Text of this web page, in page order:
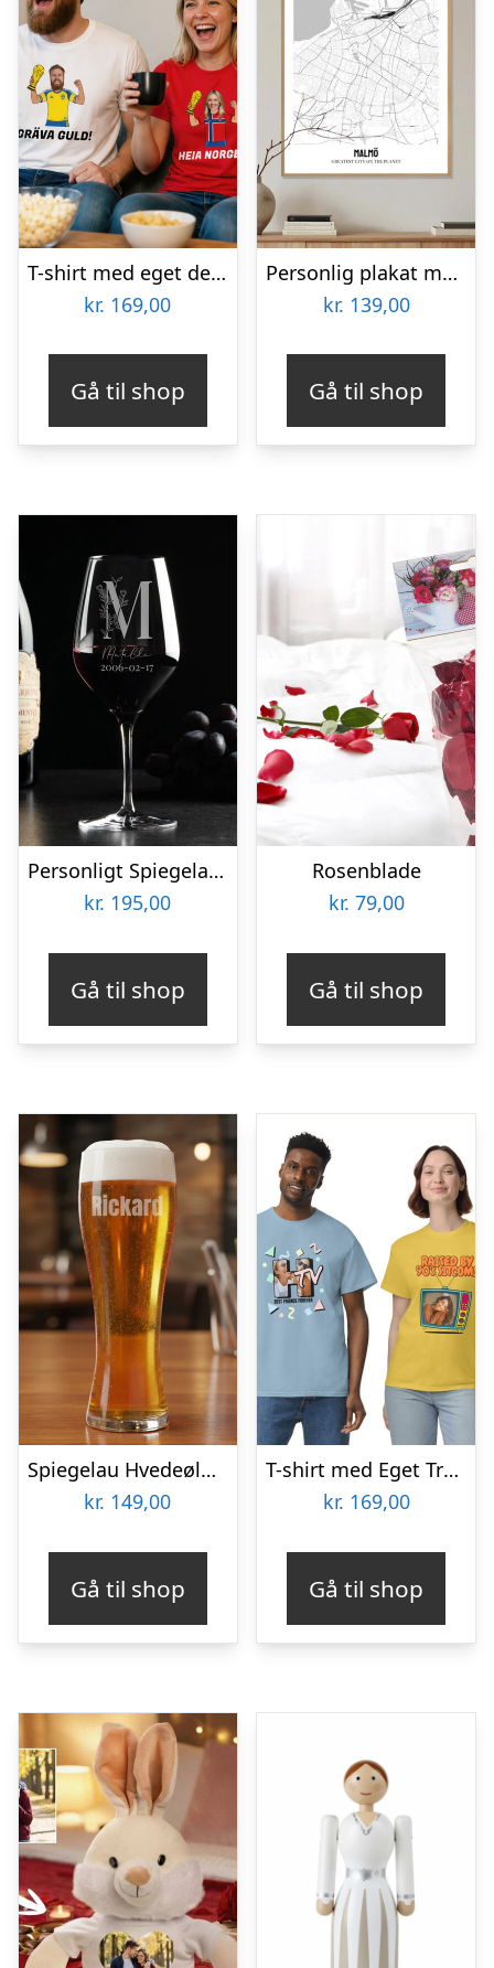
T-shirt med eget design – Fodbold-VM
kr. 169,00
Gå til shop
Personlig plakat med bykort
kr. 139,00
Gå til shop
Personligt Spiegelau Rødvinsglas med Gravering – Bogstav, Navn & Dato
kr. 195,00
Gå til shop
Rosenblade
kr. 79,00
Gå til shop
Spiegelau Hvedeølglas med Gravering – Egen Tekst
kr. 149,00
Gå til shop
T-shirt med Eget Tryk – Retro Cartoon
kr. 169,00
Gå til shop